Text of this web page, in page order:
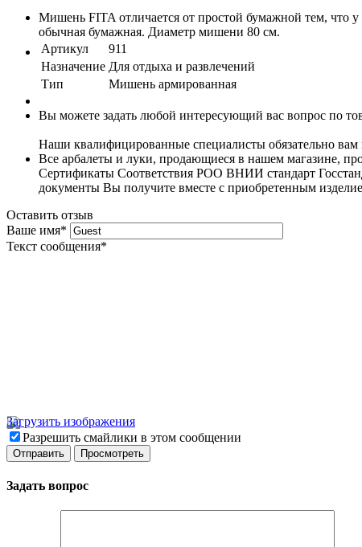
Мишень FITA отличается от простой бумажной тем, что
обычная бумажная. Диаметр мишени 80 см.
Артикул
911
Назначение Для отдыха и развлечений
Тип
Мишень армированная
Вы можете задать любой интересующий вас вопрос по
Наши квалифицированные специалисты обязательно вам
Все арбалеты и луки, продающиеся в нашем магазине,
Сертификаты Соответствия РОО ВНИИ стандарт
документы Вы получите вместе с приобретенным
Оставить отзыв
Ваше имя*
Текст сообщения*
Загрузить изображения
Разрешить смайлики в этом сообщении
Задать вопрос